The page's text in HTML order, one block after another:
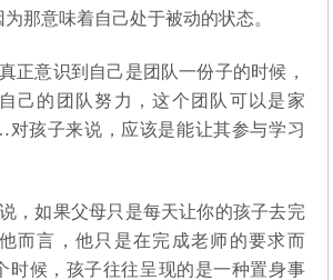
那意味着自己处于被动的状态。
正意识到自己是团队一份子的时候，
己的团队努力，这个团队可以是家
孩子来说，应该是能让其参与学习
，如果父母只是每天让你的孩子去完
而言，他只是在完成老师的要求而
时候，孩子往往呈现的是一种置身事